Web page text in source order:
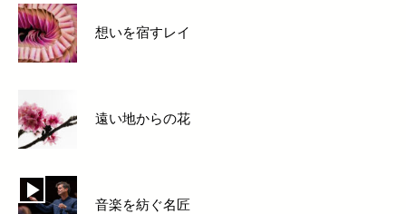
想いを宿すレイ
遠い地からの花
音楽を紡ぐ名匠